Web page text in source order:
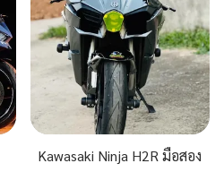
Kawasaki Ninja H2R มือสอง